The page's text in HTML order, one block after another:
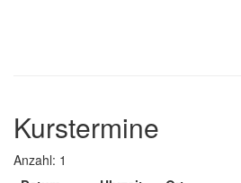
Kurstermine
Anzahl: 1